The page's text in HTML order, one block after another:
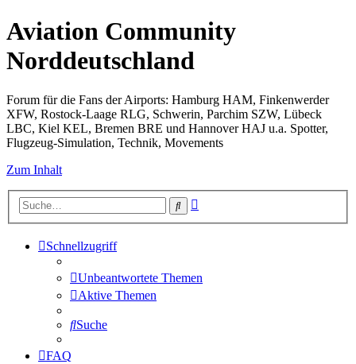
Aviation Community
Norddeutschland
Forum für die Fans der Airports: Hamburg HAM, Finkenwerder
XFW, Rostock-Laage RLG, Schwerin, Parchim SZW, Lübeck
LBC, Kiel KEL, Bremen BRE und Hannover HAJ u.a. Spotter,
Flugzeug-Simulation, Technik, Movements
Zum Inhalt
Suche
Schnellzugriff
Unbeantwortete Themen
Aktive Themen
Suche
FAQ